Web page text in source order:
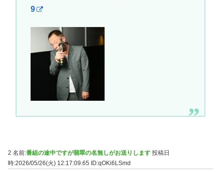
9
2 名前:番組の途中ですが翡翠の名無しがお送りします 投稿日
時:2026/05/26(火) 12:17:09.65
ID:qOKi6LSmd